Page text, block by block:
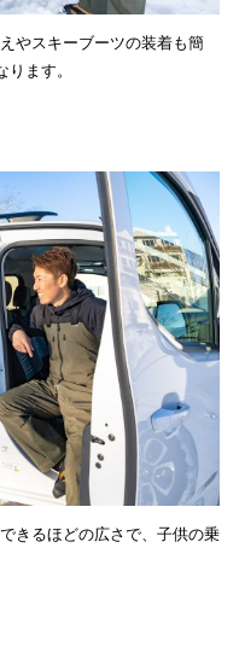
やスキーブーツの装着も簡
ます。
きるほどの広さで、子供の乗